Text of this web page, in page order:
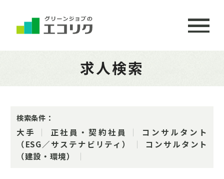
求人検索
検索条件：
大手 正社員・契約社員
コンサルタント
（ESG／サステナビリティ）
コンサルタント
（建設・環境）